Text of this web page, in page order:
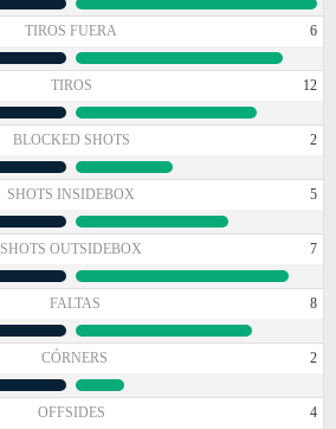
TIROS FUERA 6
TIROS 12
BLOCKED SHOTS 2
SHOTS INSIDEBOX 5
SHOTS OUTSIDEBOX 7
FALTAS 8
CÓRNERS 2
OFFSIDES 4